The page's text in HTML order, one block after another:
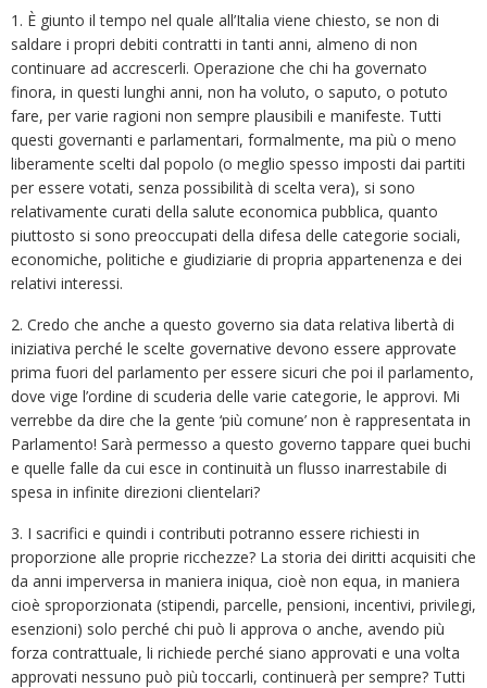
1. È giunto il tempo nel quale all’Italia viene chiesto, se non di
saldare i propri debiti contratti in tanti anni, almeno di non
continuare ad accrescerli. Operazione che chi ha governato
finora, in questi lunghi anni, non ha voluto, o saputo, o potuto
fare, per varie ragioni non sempre plausibili e manifeste. Tutti
questi governanti e parlamentari, formalmente, ma più o meno
liberamente scelti dal popolo (o meglio spesso imposti dai partiti
per essere votati, senza possibilità di scelta vera), si sono
relativamente curati della salute economica pubblica, quanto
piuttosto si sono preoccupati della difesa delle categorie sociali,
economiche, politiche e giudiziarie di propria appartenenza e dei
relativi interessi.
2. Credo che anche a questo governo sia data relativa libertà di
iniziativa perché le scelte governative devono essere approvate
prima fuori del parlamento per essere sicuri che poi il parlamento,
dove vige l’ordine di scuderia delle varie categorie, le approvi. Mi
verrebbe da dire che la gente ‘più comune’ non è rappresentata in
Parlamento! Sarà permesso a questo governo tappare quei buchi
e quelle falle da cui esce in continuità un flusso inarrestabile di
spesa in infinite direzioni clientelari?
3. I sacrifici e quindi i contributi potranno essere richiesti in
proporzione alle proprie ricchezze? La storia dei diritti acquisiti che
da anni imperversa in maniera iniqua, cioè non equa, in maniera
cioè sproporzionata (stipendi, parcelle, pensioni, incentivi, privilegi,
esenzioni) solo perché chi può li approva o anche, avendo più
forza contrattuale, li richiede perché siano approvati e una volta
approvati nessuno può più toccarli, continuerà per sempre? Tutti